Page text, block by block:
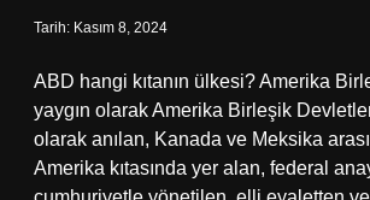
Tarih: Kasım 8, 2024
ABD hangi kıtanın ülkesi? Amerika
yaygın olarak Amerika Birleşik
olarak anılan, Kanada ve Meksika
Amerika kıtasında yer alan, federal